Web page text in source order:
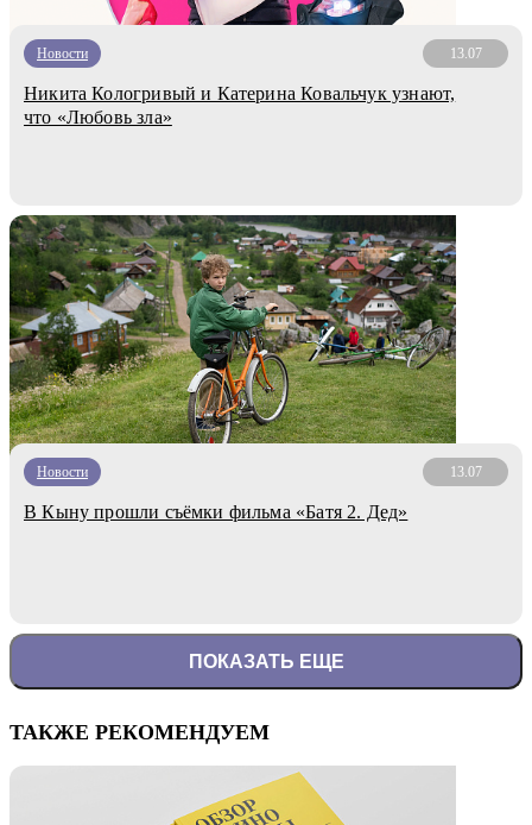
Новости 13.07
Никита Кологривый и Катерина Ковальчук узнают,
что «Любовь зла»
Новости 13.07
В Кыну прошли съёмки фильма «Батя 2. Дед»
ПОКАЗАТЬ ЕЩЕ
ТАКЖЕ РЕКОМЕНДУЕМ